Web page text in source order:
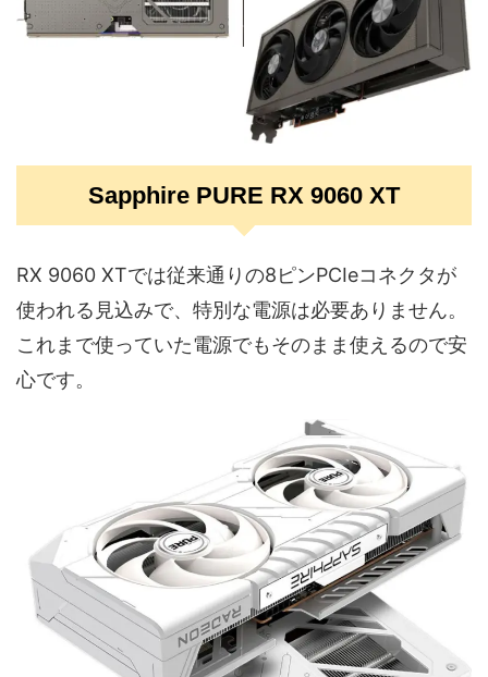
Sapphire PURE RX 9060 XT
RX 9060 XTでは従来通りの8ピンPCIeコネクタが
使われる見込みで、特別な電源は必要ありません。
これまで使っていた電源でもそのまま使えるので安
心です。